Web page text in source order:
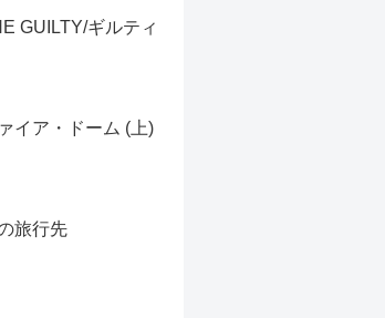
GUILTY/ギルティ
イア・ドーム (上)
旅行先